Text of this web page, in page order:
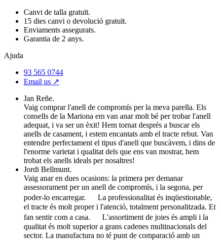
Canvi de talla gratuït.
15 dies canvi o devolució gratuït.
Enviaments assegurats.
Garantia de 2 anys.
Ajuda
93 565 0744
Email us ↗︎
Jan Reñe.
Vaig comprar l'anell de compromís per la meva parella. Els
consells de la Mariona em van anar molt bé per trobar l'anell
adequat, i va ser un èxit! Hem tornat després a buscar els
anells de casament, i estem encantats amb el tracte rebut. Van
entendre perfectament el tipus d'anell que buscàvem, i dins de
l'enorme varietat i qualitat dels que ens van mostrar, hem
trobat els anells ideals per nosaltres!
Jordi Bellmunt.
Vaig anar en dues ocasions: la primera per demanar
assessorament per un anell de compromís, i la segona, per
poder-lo encarregar. La professionalitat és inqüestionable,
el tracte és molt proper i l'atenció, totalment personalitzada. Et
fan sentir com a casa. L'assortiment de joies és ampli i la
qualitat és molt superior a grans cadenes multinacionals del
sector. La manufactura no té punt de comparació amb un